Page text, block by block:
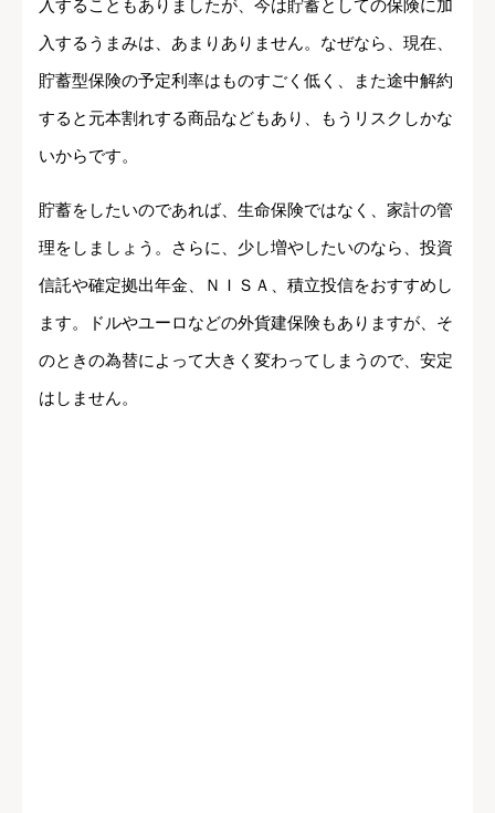
入することもありましたが、今は貯蓄としての保険に加
入するうまみは、あまりありません。なぜなら、現在、
貯蓄型保険の予定利率はものすごく低く、また途中解約
すると元本割れする商品などもあり、もうリスクしかな
いからです。
貯蓄をしたいのであれば、生命保険ではなく、家計の管
理をしましょう。さらに、少し増やしたいのなら、投資
信託や確定拠出年金、ＮＩＳＡ、積立投信をおすすめし
ます。ドルやユーロなどの外貨建保険もありますが、そ
のときの為替によって大きく変わってしまうので、安定
はしません。